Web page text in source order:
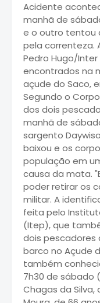
Acidente
manhã de
e o outro tentou
pela correnteza.
Pedro Hugo/
encontrados na
açude do Saco,
Segundo o
dos dois
manhã de
sargento
baixou e os
população em
causa da mata.
poder retirar os
militar. A
feita pelo
(Itep), que
dois pescadores
barco no Açude
também
7h30 de sábado
Chagas da Silva,